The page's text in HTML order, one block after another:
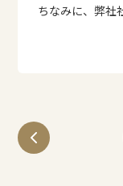
ちなみに、弊社